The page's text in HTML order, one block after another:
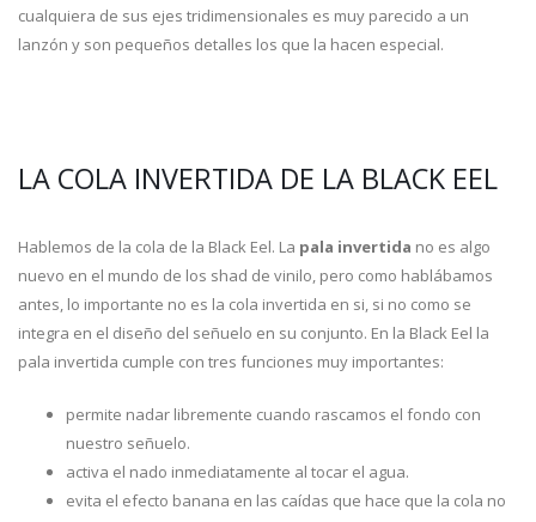
cualquiera de sus ejes tridimensionales es muy parecido a un
lanzón y son pequeños detalles los que la hacen especial.
LA COLA INVERTIDA DE LA BLACK EEL
Hablemos de la cola de la Black Eel. La pala invertida no es algo
nuevo en el mundo de los shad de vinilo, pero como hablábamos
antes, lo importante no es la cola invertida en si, si no como se
integra en el diseño del señuelo en su conjunto. En la Black Eel la
pala invertida cumple con tres funciones muy importantes:
permite nadar libremente cuando rascamos el fondo con
nuestro señuelo.
activa el nado inmediatamente al tocar el agua.
evita el efecto banana en las caídas que hace que la cola no